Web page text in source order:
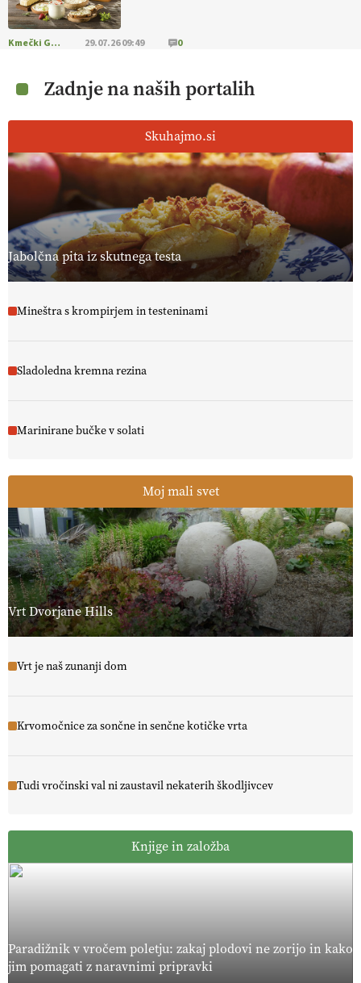
Kmečki Glas 29.07.26 09:49 0
Zadnje na naših portalih
Skuhajmo.si
Jabolčna pita iz skutnega testa
Mineštra s krompirjem in testeninami
Sladoledna kremna rezina
Marinirane bučke v solati
Moj mali svet
Vrt Dvorjane Hills
Vrt je naš zunanji dom
Krvomočnice za sončne in senčne kotičke vrta
Tudi vročinski val ni zaustavil nekaterih škodljivcev
Knjige in založba
Paradižnik v vročem poletju: zakaj plodovi ne zorijo in kako
jim pomagati z naravnimi pripravki